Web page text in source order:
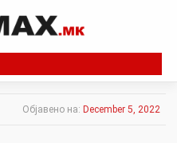
Објавено на: December 5, 2022